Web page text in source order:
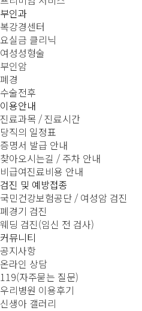
부인과
복강경센터
요실금 클리닉
여성성형술
부인암
폐경
수술전후
이용안내
진료과목 / 진료시간
당직의 일정표
증명서 발급 안내
찾아오시는길 / 주차 안내
비급여진료비용 안내
검진 및 예방접종
국민건강보험공단 / 여성암 검진
폐경기 검진
웨딩 검진(임신 전 검사)
커뮤니티
공지사항
온라인 상담
119(자주묻는 질문)
우리병원 이용후기
신생아 갤러리